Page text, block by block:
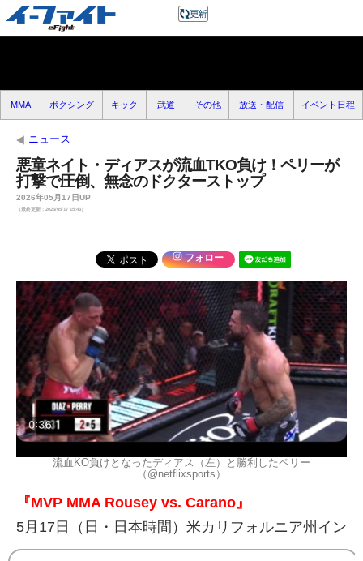
MMA ボクシング キック 武道 その他 放送・配信 イベント日程
ニュース
悪童ネイト・ディアスが流血TKO負け！ペリーが
打撃で圧倒、無念のドクターストップ
2026年05月17日UP
（最終更新：2026/05/17 15:43）
フォロー
流血KO負けとなったディアス（左）と勝利したペリー
（@netflixsports）
『MVP MMA Rousey vs. Carano』
5月17日（日・日本時間）米カリフォルニア州イン
グルウッド Intuit Dome